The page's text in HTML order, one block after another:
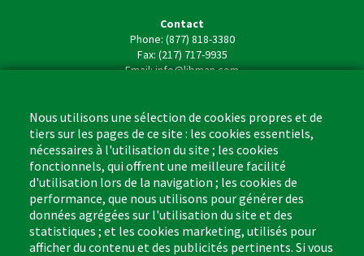
Contact
Phone: (877) 818-3380
Fax: (217) 717-9935
Email: info@libman.com
Monday - Friday,
8:00am - 4:30pm CST
Footer
(US)
Cleaning Tips
Where to Buy
Kitchen & Surface
Bathroom
Nous utilisons une sélection de cookies propres et de
tiers sur les pages de ce site : les cookies essentiels,
nécessaires à l'utilisation du site ; les cookies
fonctionnels, qui offrent une meilleure facilité
d'utilisation lors de la navigation ; les cookies de
performance, que nous utilisons pour générer des
données agrégées sur l'utilisation du site et des
statistiques ; et les cookies marketing, utilisés pour
afficher du contenu et des publicités pertinents. Si vous